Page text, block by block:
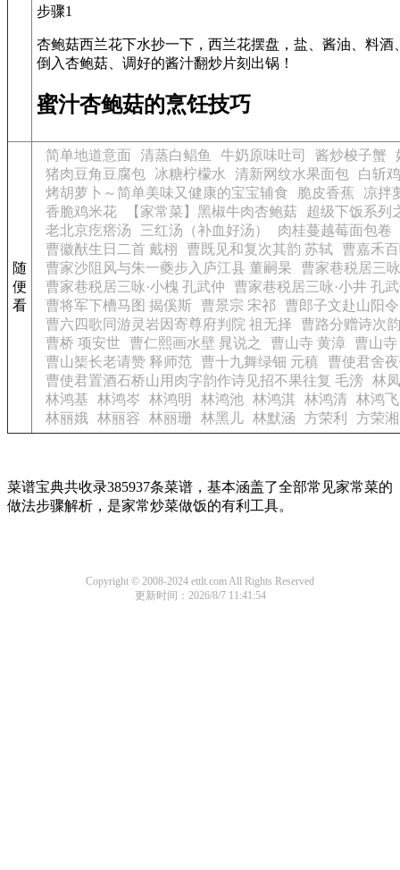
步骤1
杏鲍菇西兰花下水抄一下，西兰花摆盘，盐、酱油、料
倒入杏鲍菇、调好的酱汁翻炒片刻出锅！
蜜汁杏鲍菇的烹饪技巧
随
便
看
简单地道意面 清蒸白鲳鱼 牛奶原味吐司 酱炒梭子蟹
猪肉豆角豆腐包
冰糖柠檬水 清新网纹水果面包
白斩鸡
烤胡萝卜～简单美味又健康的宝宝辅食
脆皮香蕉
凉拌
香脆鸡米花
【家常菜】黑椒牛肉杏鲍菇
超级下饭系列
老北京疙瘩汤
三红汤（补血好汤）
肉桂蔓越莓面包卷
曹徽猷生日二首 戴栩
曹既见和复次其韵 苏轼 曹嘉禾
曹家沙阻风与朱一夔步入庐江县 董嗣杲
曹家巷税居三
曹家巷税居三咏·小槐 孔武仲
曹家巷税居三咏·小井 孔
曹将军下槽马图 揭傒斯 曹景宗 宋祁 曹郎子文赴山阳
曹六四歌同游灵岩因寄尊府判院 祖无择
曹路分赠诗次
曹桥 项安世 曹仁熙画水壁 晁说之 曹山寺 黄漳
曹山
曹山榘长老请赞 释师范 曹十九舞绿钿 元稹
曹使君舍
曹使君置酒石桥山用肉字韵作诗见招不果往复 毛滂
林
林鸿基
林鸿岑 林鸿明 林鸿池 林鸿淇 林鸿清
林鸿飞
林丽娥 林丽容 林丽珊 林黑儿 林默涵 方荣利 方荣湘
菜谱宝典共收录385937条菜谱，基本涵盖了全部常见家常菜的
做法步骤解析，是家常炒菜做饭的有利工具。
Copyright © 2008-2024 ettlt.com All Rights Reserved
更新时间：2026/8/7 11:41:54